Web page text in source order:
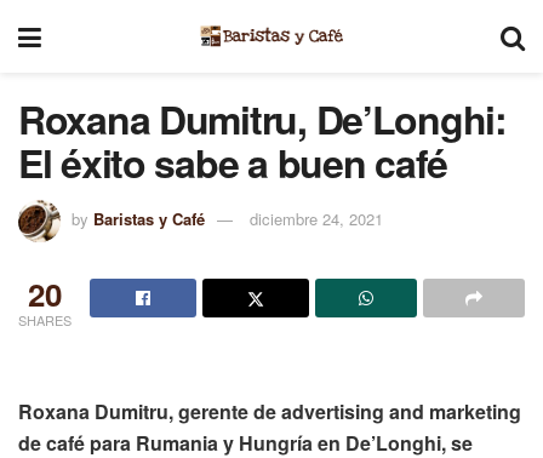
Roxana Dumitru, De’Longhi:
El éxito sabe a buen café
by Baristas y Café diciembre 24, 2021
20
SHARES
Roxana Dumitru, gerente de advertising and marketing
de café para Rumania y Hungría en De’Longhi, se